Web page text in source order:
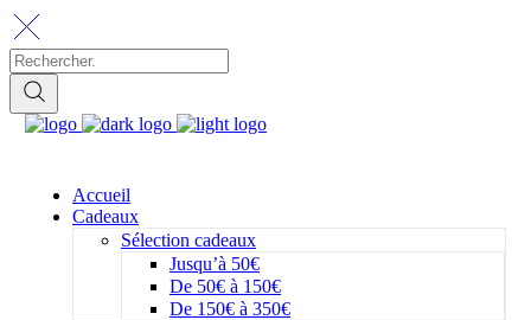
Accueil
Cadeaux
Sélection cadeaux
Jusqu’à 50€
De 50€ à 150€
De 150€ à 350€